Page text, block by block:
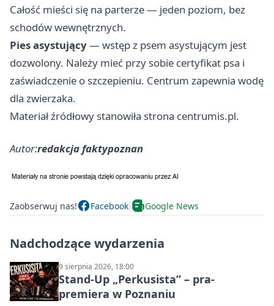
Całość mieści się na parterze — jeden poziom, bez
schodów wewnętrznych.
Pies asystujący— wstęp z psem asystującym jest
dozwolony. Należy mieć przy sobie certyfikat psa i
zaświadczenie o szczepieniu. Centrum zapewnia wodę
dla zwierzaka.
Materiał źródłowy stanowiła strona centrumis.pl.
Autor:redakcja faktypoznan
Zaobserwuj nas! Facebook Google News
Nadchodzące wydarzenia
9 sierpnia 2026, 18:00
Stand-Up „Perkusista” – pra-
premiera w Poznaniu